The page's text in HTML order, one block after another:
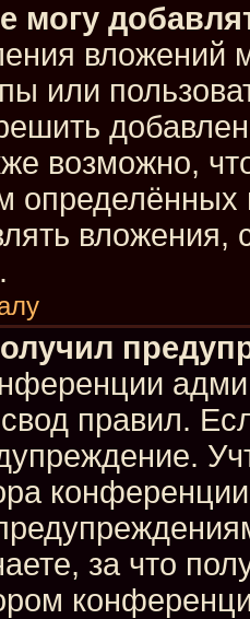
могу
вложений
или
возможно,
вложения,
правил.
за что